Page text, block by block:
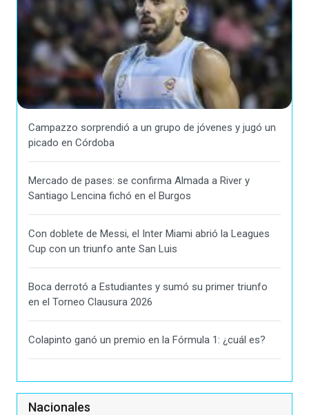
Campazzo sorprendió a un grupo de jóvenes y jugó un
picado en Córdoba
Mercado de pases: se confirma Almada a River y
Santiago Lencina fichó en el Burgos
Con doblete de Messi, el Inter Miami abrió la Leagues
Cup con un triunfo ante San Luis
Boca derrotó a Estudiantes y sumó su primer triunfo
en el Torneo Clausura 2026
Colapinto ganó un premio en la Fórmula 1: ¿cuál es?
Nacionales